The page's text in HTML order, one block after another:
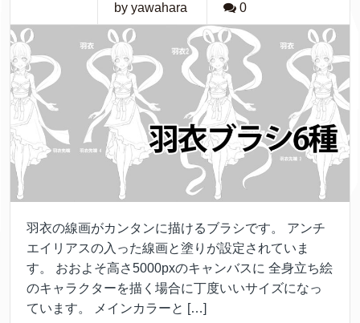
by yawahara 0
羽衣の線画がカンタンに描けるブラシです。 アンチ
エイリアスの入った線画と塗りが設定されていま
す。 おおよそ高さ5000pxのキャンバスに 全身立ち絵
のキャラクターを描く場合に丁度いいサイズになっ
ています。 メインカラーと […]